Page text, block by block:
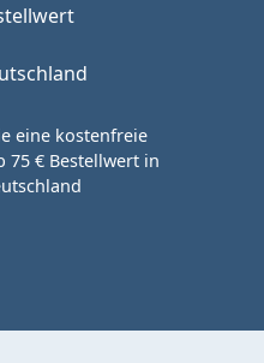
eine kostenfreie
75 € Bestellwert in